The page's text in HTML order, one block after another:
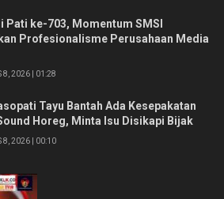
Pati ke-703, Momentum SMSI
Profesionalisme Perusahaan Media
8, 2026 | 01:28
Tayu Bantah Ada Kesepakatan
Horeg, Minta Isu Disikapi Bijak
8, 2026 | 00:10